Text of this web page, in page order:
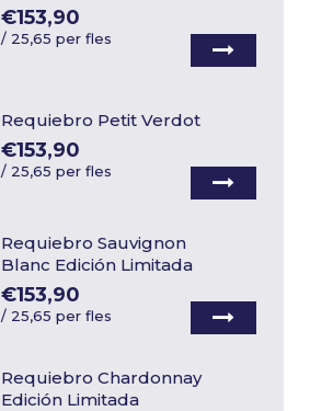
€153,90
/ 25,65 per fles
Requiebro Petit Verdot
€153,90
/ 25,65 per fles
Requiebro Sauvignon
Blanc Edición Limitada
€153,90
/ 25,65 per fles
Requiebro Chardonnay
Edición Limitada